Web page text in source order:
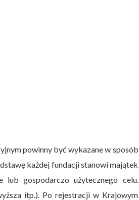
powinny być wykazane w sposób
każdej fundacji stanowi majątek
lub gospodarczo użytecznego celu.
itp.). Po rejestracji w Krajowym